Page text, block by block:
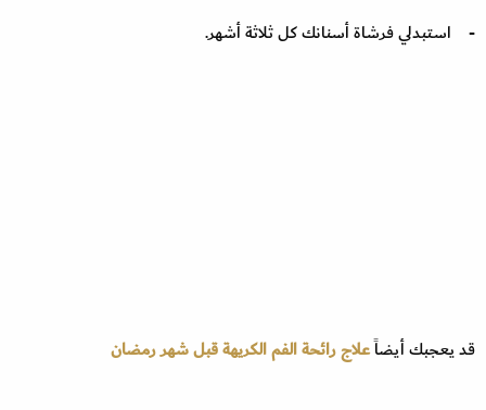
- استبدلي فرشاة أسنانك كل ثلاثة أشهر.
قد يعجبك أيضاًعلاج رائحة الفم الكريهة قبل شهر رمضان